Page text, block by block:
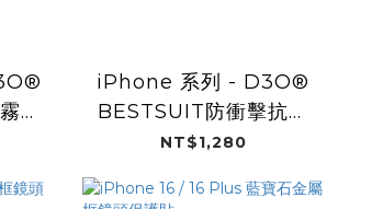
面
iPhone 系列 - D3O®
BESTSUIT防衝擊抗藍
光保護貼
NT$1,280